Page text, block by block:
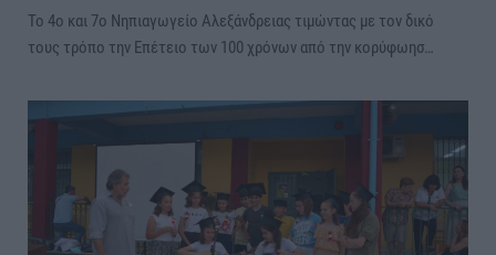
Το 4ο και 7ο Νηπιαγωγείο Αλεξάνδρειας τιμώντας με τον δικό
τους τρόπο την Επέτειο των 100 χρόνων από την κορύφωησ…